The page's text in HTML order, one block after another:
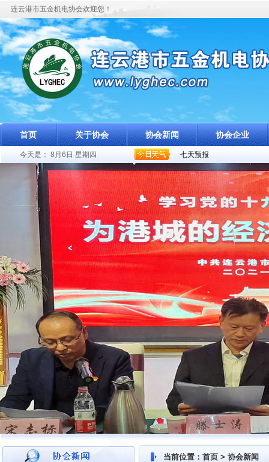
连云港市五金机电协会欢迎您！
首页 关于协会 协会新闻 协会企业
今天是： 8月6日 星期四
当前位置：首页 > 协会新闻